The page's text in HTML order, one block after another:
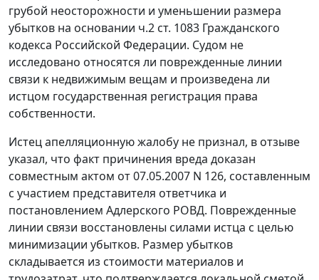
грубой неосторожности и уменьшении размера
убытков на основании ч.2 ст. 1083 Гражданского
кодекса Российской Федерации. Судом не
исследовано относятся ли поврежденные линии
связи к недвижимым вещам и произведена ли
истцом государственная регистрация права
собственности.
Истец апелляционную жалобу не признал, в отзыве
указал, что факт причинения вреда доказан
совместным актом от 07.05.2007 N 126, составленным
с участием представителя ответчика и
постановлением Адлерского РОВД. Поврежденные
линии связи восстановлены силами истца с целью
минимизации убытков. Размер убытков
складывается из стоимости материалов и